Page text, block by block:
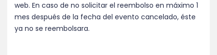
web. En caso de no solicitar el reembolso en máximo 1
mes después de la fecha del evento cancelado, éste
ya no se reembolsara.